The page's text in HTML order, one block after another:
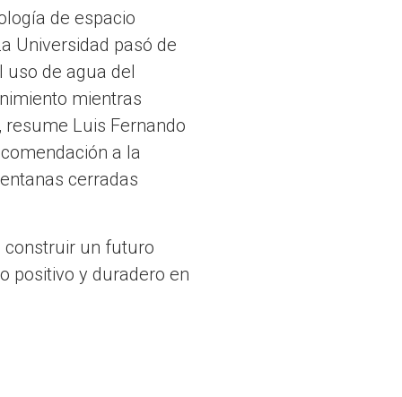
de espacio
Universidad pasó de
uso de agua del
mientras
Luis Fernando
a la
cerradas
construir un futuro
positivo y duradero en